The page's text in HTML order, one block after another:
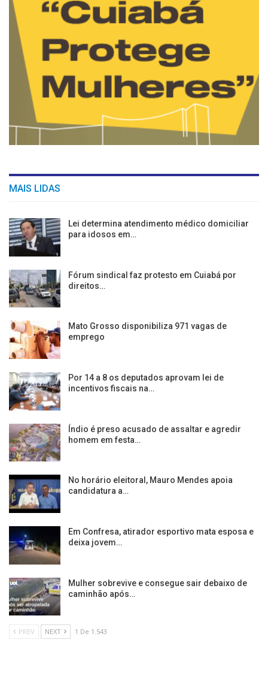
MAIS LIDAS
Lei determina atendimento médico domiciliar
para idosos em…
Fórum sindical faz protesto em Cuiabá por
direitos…
Mato Grosso disponibiliza 971 vagas de
emprego
Por 14 a 8 os deputados aprovam lei de
incentivos fiscais na…
Índio é preso acusado de assaltar e agredir
homem em festa…
No horário eleitoral, Mauro Mendes apoia
candidatura a…
Em Confresa, atirador esportivo mata esposa e
deixa jovem…
Mulher sobrevive e consegue sair debaixo de
caminhão após…
PREV NEXT 1 De 1.543